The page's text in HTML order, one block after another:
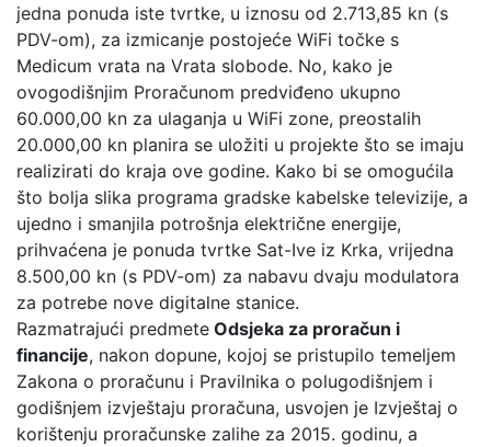
jedna ponuda iste tvrtke, u iznosu od 2.713,85 kn (s
PDV-om), za izmicanje postojeće WiFi točke s
Medicum vrata na Vrata slobode. No, kako je
ovogodišnjim Proračunom predviđeno ukupno
60.000,00 kn za ulaganja u WiFi zone, preostalih
20.000,00 kn planira se uložiti u projekte što se imaju
realizirati do kraja ove godine. Kako bi se omogućila
što bolja slika programa gradske kabelske televizije, a
ujedno i smanjila potrošnja električne energije,
prihvaćena je ponuda tvrtke Sat-Ive iz Krka, vrijedna
8.500,00 kn (s PDV-om) za nabavu dvaju modulatora
za potrebe nove digitalne stanice.
Razmatrajući predmete Odsjeka za proračun i
financije, nakon dopune, kojoj se pristupilo temeljem
Zakona o proračunu i Pravilnika o polugodišnjem i
godišnjem izvještaju proračuna, usvojen je Izvještaj o
korištenju proračunske zalihe za 2015. godinu, a